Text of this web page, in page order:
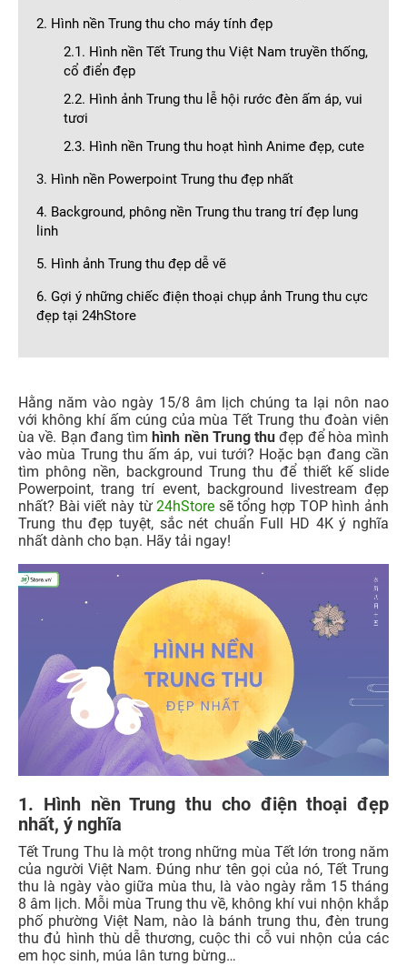
2. Hình nền Trung thu cho máy tính đẹp
2.1. Hình nền Tết Trung thu Việt Nam truyền thống,
cổ điển đẹp
2.2. Hình ảnh Trung thu lễ hội rước đèn ấm áp, vui
tươi
2.3. Hình nền Trung thu hoạt hình Anime đẹp, cute
3. Hình nền Powerpoint Trung thu đẹp nhất
4. Background, phông nền Trung thu trang trí đẹp lung
linh
5. Hình ảnh Trung thu đẹp dễ vẽ
6. Gợi ý những chiếc điện thoại chụp ảnh Trung thu cực
đẹp tại 24hStore
Hằng năm vào ngày 15/8 âm lịch chúng ta lại nôn nao
với không khí ấm cúng của mùa Tết Trung thu đoàn viên
ùa về. Bạn đang tìmhình nền Trung thu đẹp để hòa mình
vào mùa Trung thu ấm áp, vui tưới? Hoặc bạn đang cần
tìm phông nền, background Trung thu để thiết kế slide
Powerpoint, trang trí event, background livestream đẹp
nhất? Bài viết này từ24hStore sẽ tổng hợp TOP hình ảnh
Trung thu đẹp tuyệt, sắc nét chuẩn Full HD 4K ý nghĩa
nhất dành cho bạn. Hãy tải ngay!
1. Hình nền Trung thu cho điện thoại đẹp
nhất, ý nghĩa
Tết Trung Thu là một trong những mùa Tết lớn trong năm
của người Việt Nam. Đúng như tên gọi của nó, Tết Trung
thu là ngày vào giữa mùa thu, là vào ngày rằm 15 tháng
8 âm lịch. Mỗi mùa Trung thu về, không khí vui nhộn khắp
phố phường Việt Nam, nào là bánh trung thu, đèn trung
thu đủ hình thù dễ thương, cuộc thi cỗ vui nhộn của các
em học sinh, múa lân tưng bừng…